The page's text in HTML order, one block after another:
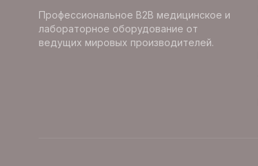
Профессиональное B2B медицинское и
лабораторное оборудование от
ведущих мировых производителей.